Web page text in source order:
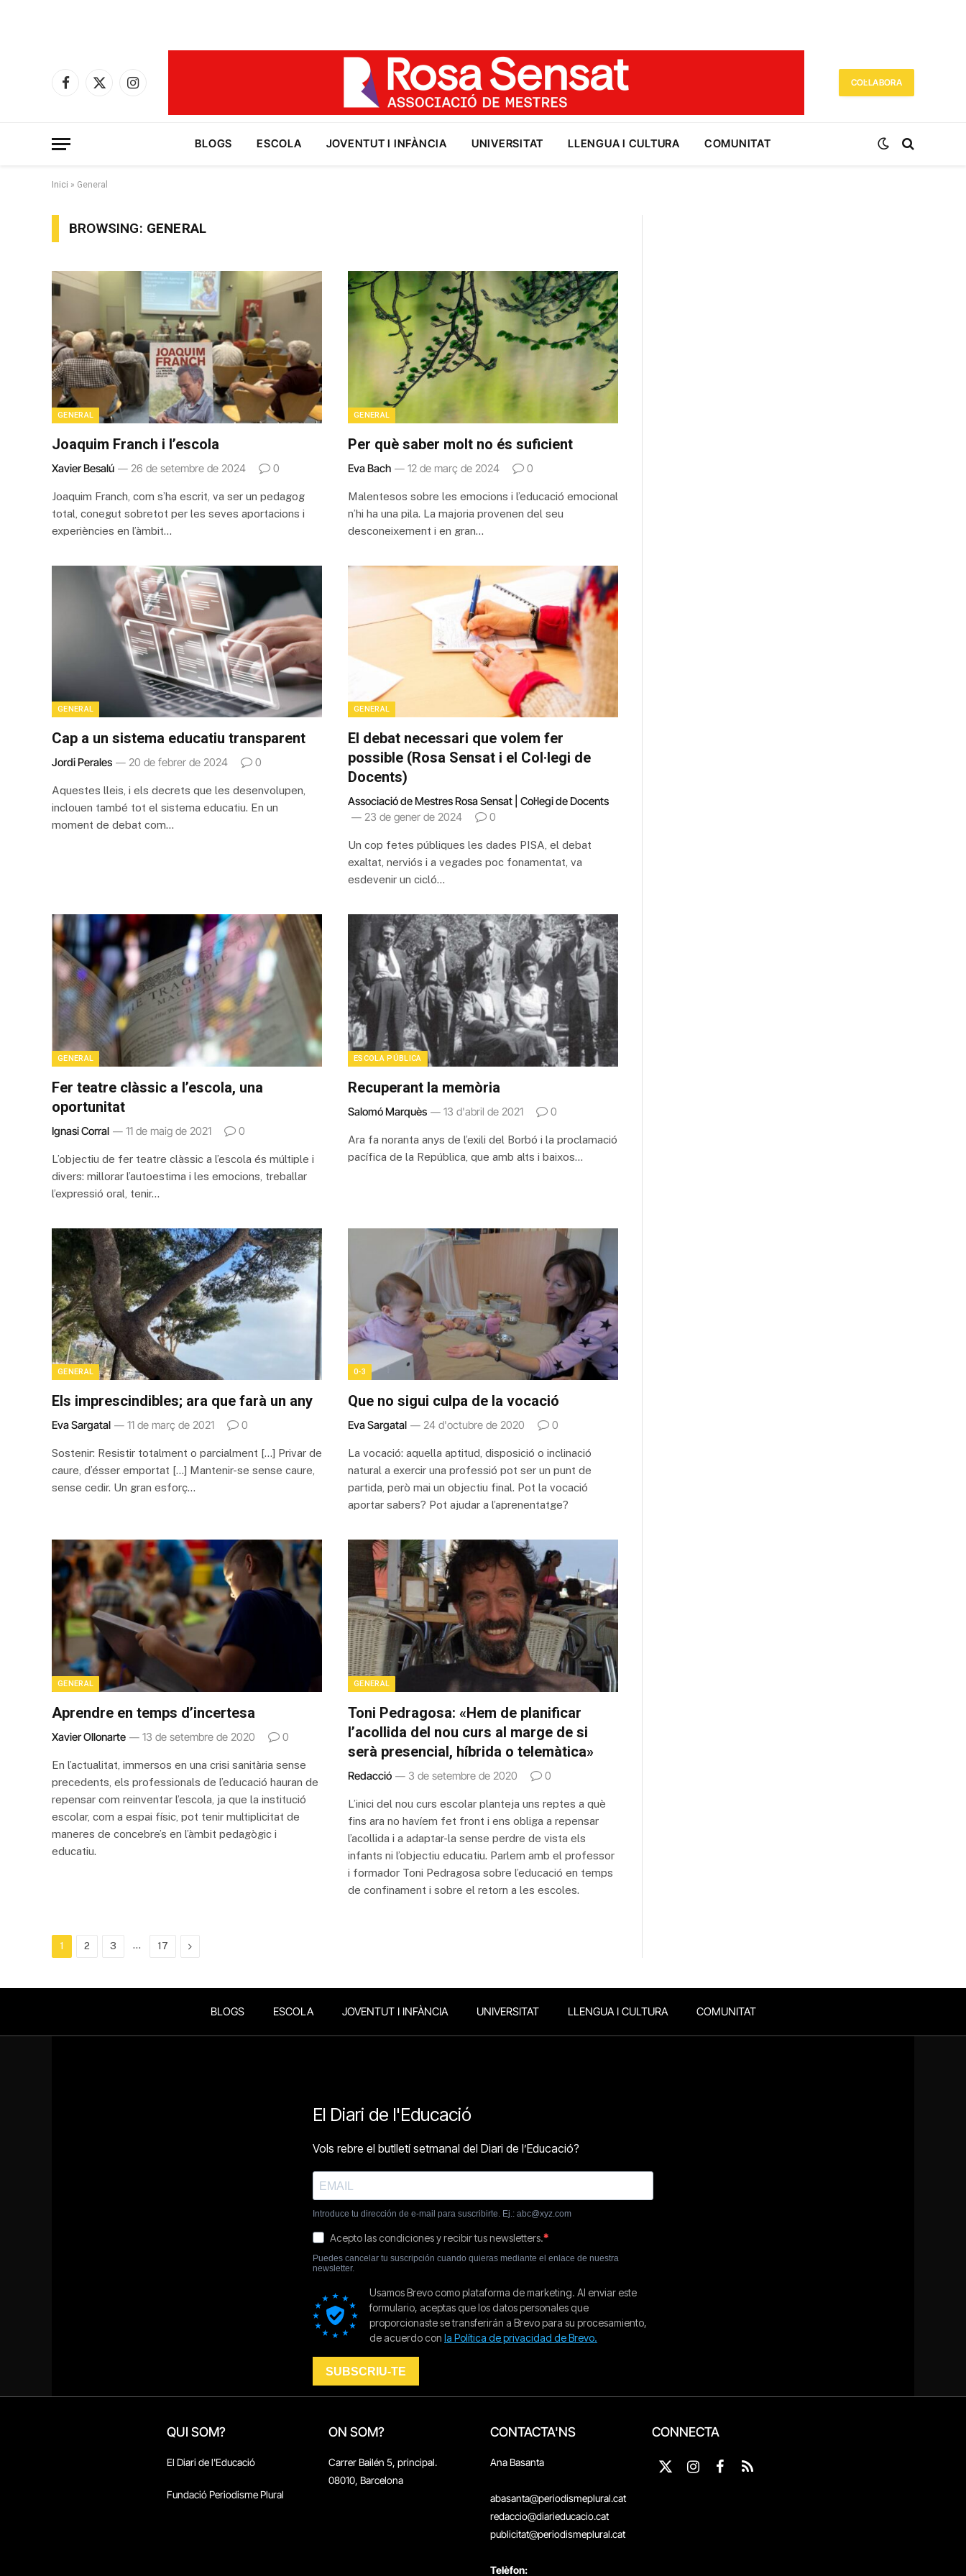
Facebook
X
Instagram
COL·LABORA
BLOGS ESCOLA JOVENTUT I INFÀNCIA UNIVERSITAT LLENGUA I CULTURA COMUNITAT
Inici » General
BROWSING: GENERAL
GENERAL
Joaquim Franch i l’escola
Xavier Besalú 26 de setembre de 2024 0
Joaquim Franch, com s’ha escrit, va ser un pedagog
total, conegut sobretot per les seves aportacions i
experiències en l’àmbit…
GENERAL
Per què saber molt no és suficient
Eva Bach 12 de març de 2024 0
Malentesos sobre les emocions i l’educació emocional
n’hi ha una pila. La majoria provenen del seu
desconeixement i en gran…
GENERAL
Cap a un sistema educatiu transparent
Jordi Perales 20 de febrer de 2024 0
Aquestes lleis, i els decrets que les desenvolupen,
inclouen també tot el sistema educatiu. En un
moment de debat com…
GENERAL
El debat necessari que volem fer
possible (Rosa Sensat i el Col·legi de
Docents)
Associació de Mestres Rosa Sensat | Col·legi de Docents
23 de gener de 2024
0
Un cop fetes públiques les dades PISA, el debat
exaltat, nerviós i a vegades poc fonamentat, va
esdevenir un cicló…
GENERAL
Fer teatre clàssic a l’escola, una
oportunitat
Ignasi Corral 11 de maig de 2021 0
L’objectiu de fer teatre clàssic a l’escola és múltiple i
divers: millorar l’autoestima i les emocions, treballar
l’expressió oral, tenir…
ESCOLA PÚBLICA
Recuperant la memòria
Salomó Marquès 13 d'abril de 2021 0
Ara fa noranta anys de l’exili del Borbó i la proclamació
pacífica de la República, que amb alts i baixos…
GENERAL
Els imprescindibles; ara que farà un any
Eva Sargatal 11 de març de 2021 0
Sostenir: Resistir totalment o parcialment […] Privar de
caure, d’ésser emportat […] Mantenir-se sense caure,
sense cedir. Un gran esforç…
0-3
Que no sigui culpa de la vocació
Eva Sargatal 24 d'octubre de 2020 0
La vocació: aquella aptitud, disposició o inclinació
natural a exercir una professió pot ser un punt de
partida, però mai un objectiu final. Pot la vocació
aportar sabers? Pot ajudar a l’aprenentatge?
GENERAL
Aprendre en temps d’incertesa
Xavier Ollonarte 13 de setembre de 2020 0
En l’actualitat, immersos en una crisi sanitària sense
precedents, els professionals de l’educació hauran de
repensar com reinventar l’escola, ja que la institució
escolar, com a espai físic, pot tenir multiplicitat de
maneres de concebre’s en l’àmbit pedagògic i
educatiu.
GENERAL
Toni Pedragosa: «Hem de planificar
l’acollida del nou curs al marge de si
serà presencial, híbrida o telemàtica»
Redacció 3 de setembre de 2020 0
L’inici del nou curs escolar planteja uns reptes a què
fins ara no havíem fet front i ens obliga a repensar
l’acollida i a adaptar-la sense perdre de vista els
infants ni l’objectiu educatiu. Parlem amb el professor
i formador Toni Pedragosa sobre l’educació en temps
de confinament i sobre el retorn a les escoles.
1 2 3 … 17 Next
BLOGS ESCOLA JOVENTUT I INFÀNCIA UNIVERSITAT LLENGUA I CULTURA COMUNITAT
QUI SOM?
El Diari de l'Educació
Fundació Periodisme Plural
ON SOM?
Carrer Bailén 5, principal.
08010, Barcelona
CONTACTA'NS
Ana Basanta
abasanta@periodismeplural.cat
redaccio@diarieducacio.cat
publicitat@periodismeplural.cat
Telèfon:
CONNECTA
X
InstagramFacebook
RSS